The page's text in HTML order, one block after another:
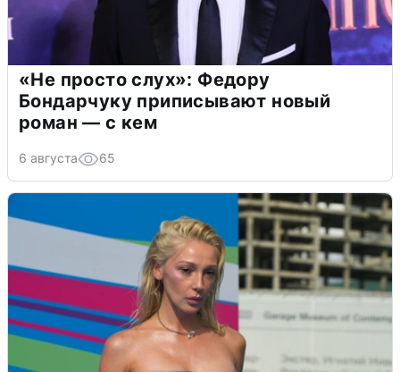
«Не просто слух»: Федору
Бондарчуку приписывают новый
роман — с кем
6 августа 65